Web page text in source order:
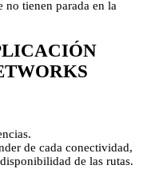
no tienen parada en la
de cada conectividad,
de las rutas.